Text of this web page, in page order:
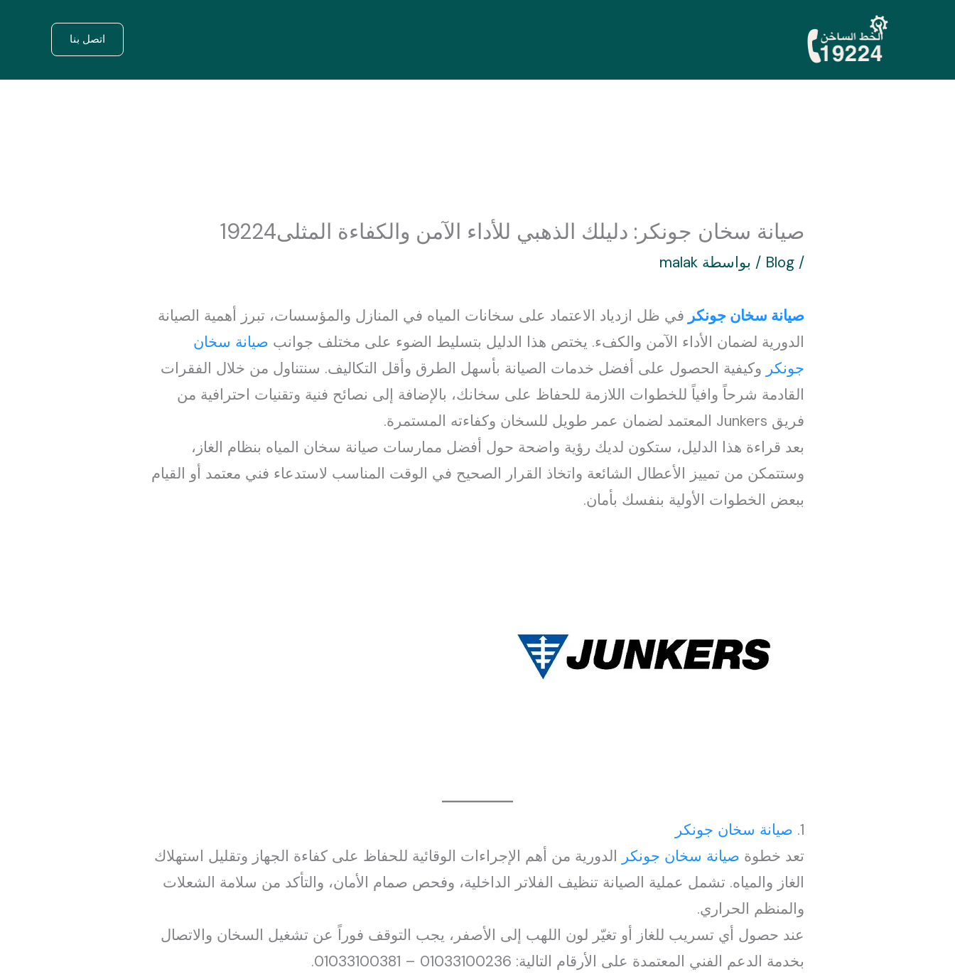
اتصل بنا
صيانة سخان جونكر: دليلك الذهبي للأداء الآمن والكفاءة المثلى19224
/
Blog / بواسطة malak
صيانة سخان جونكر في ظل ازدياد الاعتماد على سخانات المياه في المنازل والمؤسسات، تبرز أهمية الصيانة
الدورية لضمان الأداء الآمن والكفء. يختص هذا الدليل بتسليط الضوء على مختلف جوانب صيانة سخان
جونكر وكيفية الحصول على أفضل خدمات الصيانة بأسهل الطرق وأقل التكاليف. سنتناول من خلال الفقرات
القادمة شرحاً وافياً للخطوات اللازمة للحفاظ على سخانك، بالإضافة إلى نصائح فنية وتقنيات احترافية من
فريق Junkers المعتمد لضمان عمر طويل للسخان وكفاءته المستمرة.
بعد قراءة هذا الدليل، ستكون لديك رؤية واضحة حول أفضل ممارسات صيانة سخان المياه بنظام الغاز،
وستتمكن من تمييز الأعطال الشائعة واتخاذ القرار الصحيح في الوقت المناسب لاستدعاء فني معتمد أو القيام
ببعض الخطوات الأولية بنفسك بأمان.
1. صيانة سخان جونكر
تعد خطوة صيانة سخان جونكر الدورية من أهم الإجراءات الوقائية للحفاظ على كفاءة الجهاز وتقليل استهلاك
الغاز والمياه. تشمل عملية الصيانة تنظيف الفلاتر الداخلية، وفحص صمام الأمان، والتأكد من سلامة الشعلات
والمنظم الحراري.
عند حصول أي تسريب للغاز أو تغيّر لون اللهب إلى الأصفر، يجب التوقف فوراً عن تشغيل السخان والاتصال
بخدمة الدعم الفني المعتمدة على الأرقام التالية: 01033100236 – 01033100381.